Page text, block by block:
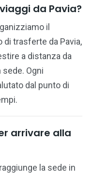
da Pavia?
il
trasferte da Pavia,
a distanza da
Ogni
dal punto di
arrivare alla
la sede in